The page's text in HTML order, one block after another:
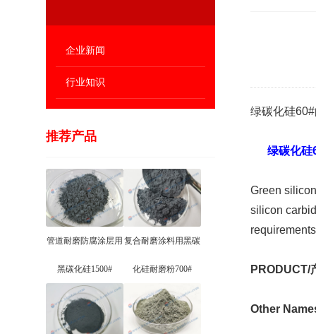
企业新闻
行业知识
推荐产品
管道耐磨防腐涂层用
黑碳化硅1500#
复合耐磨涂料用黑碳
化硅耐磨粉700#
绿碳化硅
绿碳化硅
Green
silicon
PRODUCT/
Other